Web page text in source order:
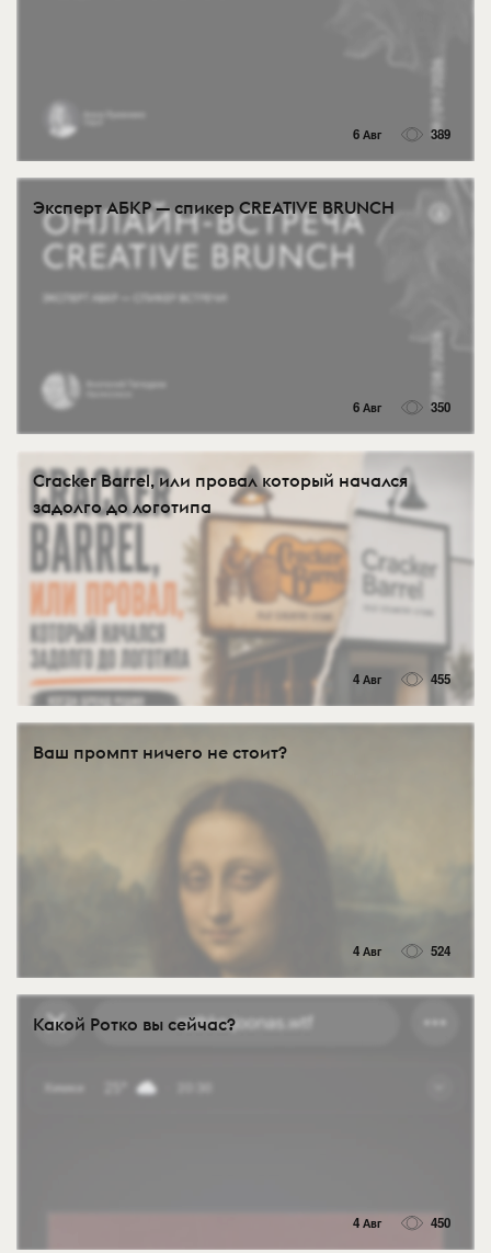
6 Авг 389
Эксперт АБКР — спикер CREATIVE BRUNCH
6 Авг 350
Cracker Barrel, или провал который начался
задолго до логотипа
4 Авг 455
Ваш промпт ничего не стоит?
4 Авг 524
Какой Ротко вы сейчас?
4 Авг 450